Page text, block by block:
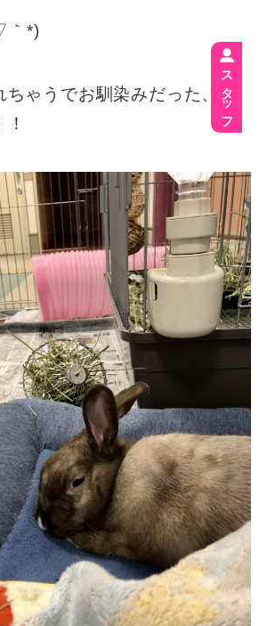
｀*)
ちゃうでお馴染みだった、う
スタッフ募集